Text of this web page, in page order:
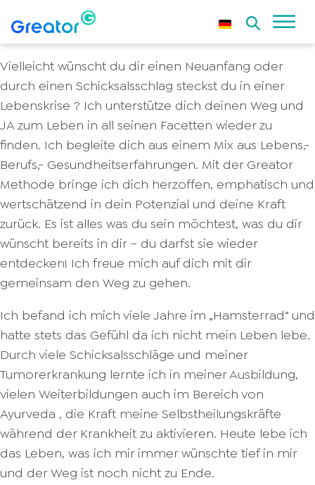
Vielleicht wünscht du dir einen Neuanfang oder
durch einen Schicksalsschlag steckst du in einer
Lebenskrise ? Ich unterstütze dich deinen Weg und
JA zum Leben in all seinen Facetten wieder zu
finden. Ich begleite dich aus einem Mix aus Lebens,-
Berufs,- Gesundheitserfahrungen. Mit der Greator
Methode bringe ich dich herzoffen, emphatisch und
wertschätzend in dein Potenzial und deine Kraft
zurück. Es ist alles was du sein möchtest, was du dir
wünscht bereits in dir – du darfst sie wieder
entdecken! Ich freue mich auf dich mit dir
gemeinsam den Weg zu gehen.
Ich befand ich mich viele Jahre im „Hamsterrad“ und
hatte stets das Gefühl da ich nicht mein Leben lebe.
Durch viele Schicksalsschläge und meiner
Tumorerkrankung lernte ich in meiner Ausbildung,
vielen Weiterbildungen auch im Bereich von
Ayurveda , die Kraft meine Selbstheilungskräfte
während der Krankheit zu aktivieren. Heute lebe ich
das Leben, was ich mir immer wünschte tief in mir
und der Weg ist noch nicht zu Ende.